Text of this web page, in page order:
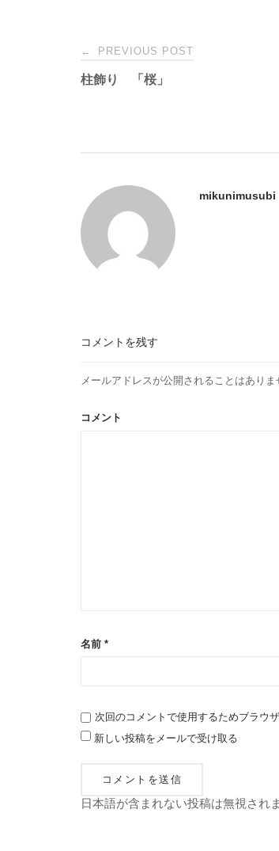
Post
navigation
← PREVIOUS POST
柱飾り 「桜」
mikunimusubi
コメントを残す
メールアドレスが公開されることはありま
コメント
名前 *
次回のコメントで使用するためブラウ
新しい投稿をメールで受け取る
日本語が含まれない投稿は無視され